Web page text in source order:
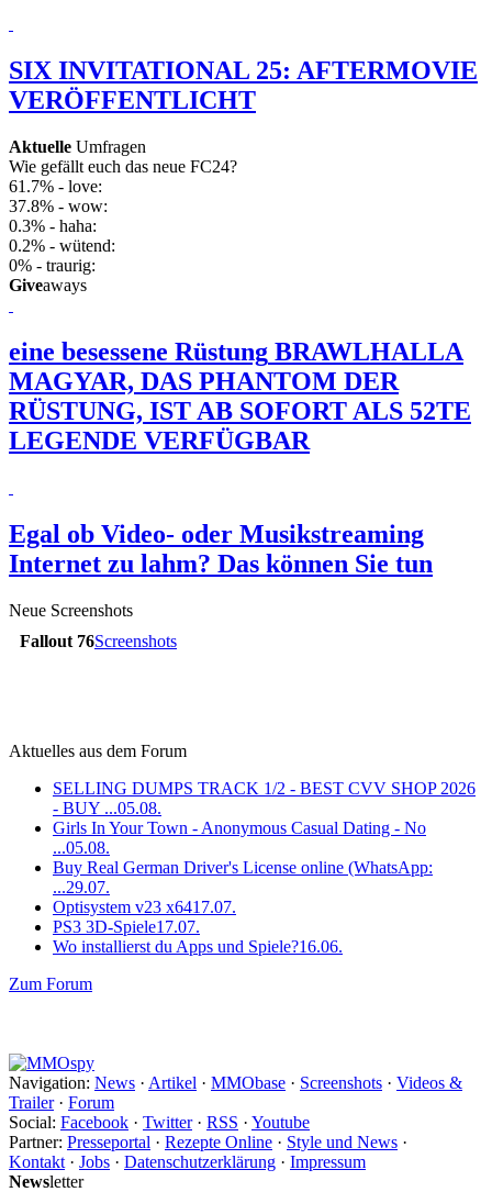
SIX INVITATIONAL 25: AFTERMOVIE
VERÖFFENTLICHT
Aktuelle Umfragen
Wie gefällt euch das neue FC24?
61.7% - love:
37.8% - wow:
0.3% - haha:
0.2% - wütend:
0% - traurig:
Giveaways
eine besessene Rüstung BRAWLHALLA
MAGYAR, DAS PHANTOM DER
RÜSTUNG, IST AB SOFORT ALS 52TE
LEGENDE VERFÜGBAR
Egal ob Video- oder Musikstreaming
Internet zu lahm? Das können Sie tun
Neue Screenshots
Fallout 76Screenshots
Aktuelles aus dem Forum
SELLING DUMPS TRACK 1/2 - BEST CVV SHOP 2026
- BUY ...05.08.
Girls In Your Town - Anonymous Casual Dating - No
...05.08.
Buy Real German Driver's License online (WhatsApp:
...29.07.
Optisystem v23 x6417.07.
PS3 3D-Spiele17.07.
Wo installierst du Apps und Spiele?16.06.
Zum Forum
Navigation: News · Artikel · MMObase · Screenshots · Videos &
Trailer· Forum
Social: Facebook · Twitter· RSS · Youtube
Partner: Presseportal · Rezepte Online · Style und News ·
Kontakt · Jobs · Datenschutzerklärung · Impressum
Newsletter